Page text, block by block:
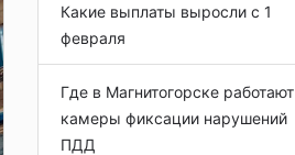
Какие выплаты выросли с 1
февраля
Где в Магнитогорске работают
камеры фиксации нарушений
ПДД